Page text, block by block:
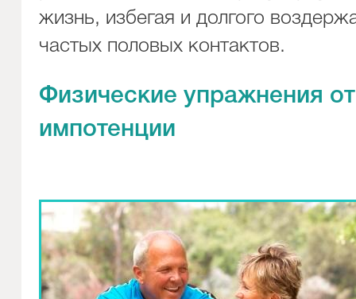
жизнь, избегая и долгого
частых половых контактов.
Физические упражнения от
импотенции